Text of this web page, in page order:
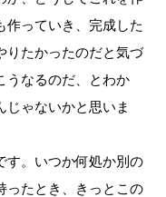
作っていき、完成した
りたかったのだと気づ
うなるのだ、とわか
じゃないかと思いま
。いつか何処か別の
ったとき、きっとこの